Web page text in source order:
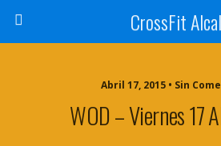
CrossFit
Abril 17, 2015 • Sin
WOD – Viernes 17